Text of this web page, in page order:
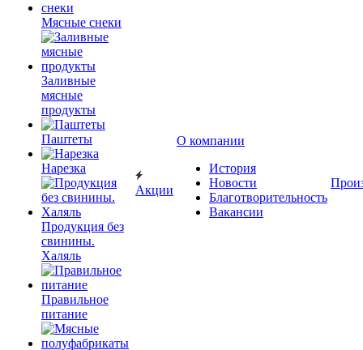
Мясные снеки
Заливные
мясные
продукты
Паштеты
Нарезка
Продукция без
свинины.
Халяль
Правильное
питание
Акции
О компании
История
Новости
Благотворительность
Вакансии